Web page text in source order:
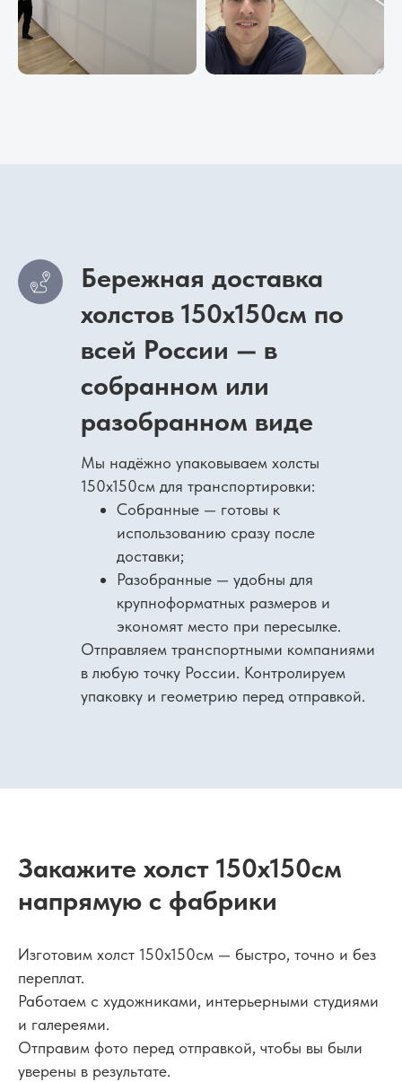
Бережная доставка
холстов 150х150см по
всей России — в
собранном или
разобранном виде
Мы надёжно упаковываем холсты
150х150см для транспортировки:
Собранные — готовы к
использованию сразу после
доставки;
Разобранные — удобны для
крупноформатных размеров и
экономят место при пересылке.
Отправляем транспортными компаниями
в любую точку России. Контролируем
упаковку и геометрию перед отправкой.
Закажите холст 150х150см
напрямую с фабрики
Изготовим холст 150х150см — быстро, точно и без
переплат.
Работаем с художниками, интерьерными студиями
и галереями.
Отправим фото перед отправкой, чтобы вы были
уверены в результате.